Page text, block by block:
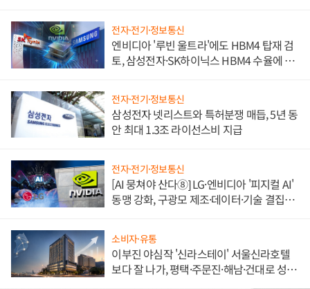
전자·전기·정보통신
엔비디아 '루빈 울트라'에도 HBM4 탑재 검
토, 삼성전자·SK하이닉스 HBM4 수율에 주
전자·전기·정보통신
삼성전자 넷리스트와 특허분쟁 매듭, 5년 동
안 최대 1.3조 라이선스비 지급
전자·전기·정보통신
[AI 뭉쳐야 산다⑧] LG·엔비디아 '피지컬 AI'
동맹 강화, 구광모 제조·데이터·기술 결집
소비자·유통
이부진 야심작 '신라스테이' 서울신라호텔
보다 잘 나가, 평택·주문진·해남·건대로 성